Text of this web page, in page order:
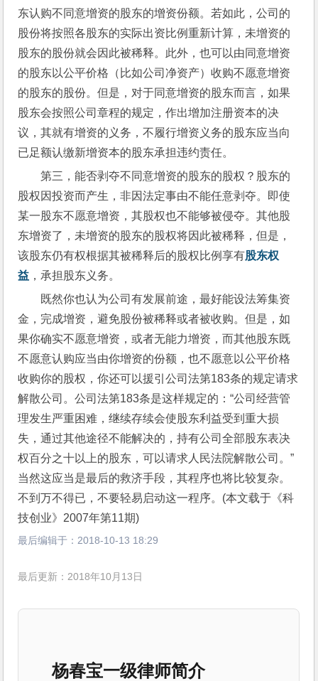
东认购不同意增资的股东的增资份额。若如此，公司的
股份将按照各股东的实际出资比例重新计算，未增资的
股东的股份就会因此被稀释。此外，也可以由同意增资
的股东以公平价格（比如公司净资产）收购不愿意增资
的股东的股份。但是，对于同意增资的股东而言，如果
股东会按照公司章程的规定，作出增加注册资本的决
议，其就有增资的义务，不履行增资义务的股东应当向
已足额认缴新增资本的股东承担违约责任。
第三，能否剥夺不同意增资的股东的股权？股东的
股权因投资而产生，非因法定事由不能任意剥夺。即使
某一股东不愿意增资，其股权也不能够被侵夺。其他股
东增资了，未增资的股东的股权将因此被稀释，但是，
该股东仍有权根据其被稀释后的股权比例享有股东权
益 ，承担股东义务。
既然你也认为公司有发展前途，最好能设法筹集资
金，完成增资，避免股份被稀释或者被收购。但是，如
果你确实不愿意增资，或者无能力增资，而其他股东既
不愿意认购应当由你增资的份额，也不愿意以公平价格
收购你的股权，你还可以援引公司法第183条的规定请求
解散公司。公司法第183条是这样规定的：“公司经营管
理发生严重困难，继续存续会使股东利益受到重大损
失，通过其他途径不能解决的，持有公司全部股东表决
权百分之十以上的股东，可以请求人民法院解散公司。”
当然这应当是最后的救济手段，其程序也将比较复杂。
不到万不得已，不要轻易启动这一程序。(本文载于《科
技创业》2007年第11期)
最后编辑于： 2018-10-13 18:29
最后更新：2018年10月13日
杨春宝一级律师简介